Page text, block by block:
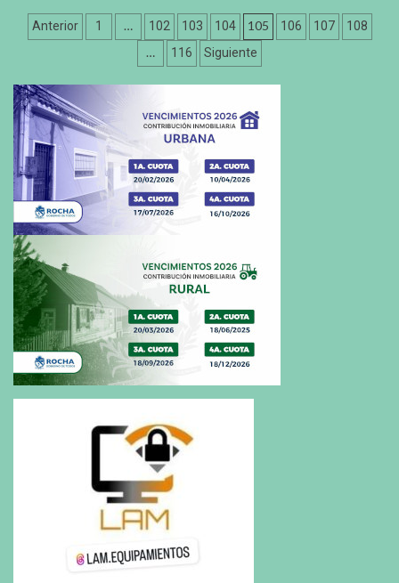
Paginación
entradas
Anterior 1 … 102 103 104 105 106 107 108
… 116 Siguiente